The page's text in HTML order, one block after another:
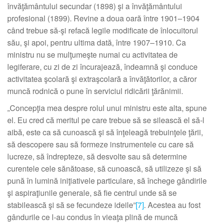
învăţământului secundar (1898) şi a învăţământului
profesional (1899). Revine a doua oară între 1901–1904
când trebue să-şi refacă legile modificate de înlocuitorul
său, şi apoi, pentru ultima dată, între 1907–1910. Ca
ministru nu se mulţumeşte numai cu activitatea de
legiferare, cu zi de zi încurajează, îndeamnă şi conduce
activitatea şcolară şi extraşcolară a învăţătorilor, a căror
muncă rodnică o pune în serviciul ridicării ţărănimii.
„Concepţia mea despre rolul unui ministru este alta, spune
el. Eu cred că meritul pe care trebue să se silească el să-l
aibă, este ca să cunoască şi să înţeleagă trebuinţele ţării,
să descopere sau să formeze instrumentele cu care să
lucreze, să îndrepteze, să desvolte sau să determine
curentele cele sănătoase, să cunoască, să utilizeze şi să
pună în lumină iniţiativele particulare, să închege gândirile
şi aspiraţiunile generale, să fie centrul unde să se
stabilească şi să se fecundeze ideile”[7]. Acestea au fost
gândurile ce l-au condus în vieaţa plină de muncă